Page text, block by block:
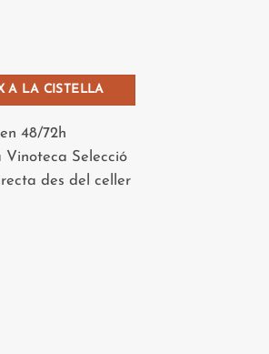
Carinyena
A LA CISTELLA
48/72h
Vinoteca Selecció
des del celler